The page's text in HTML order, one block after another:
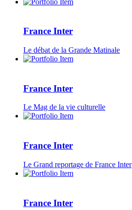
France Inter
Le débat de la Grande Matinale
France Inter
Le Mag de la vie culturelle
France Inter
Le Grand reportage de France Inter
France Inter